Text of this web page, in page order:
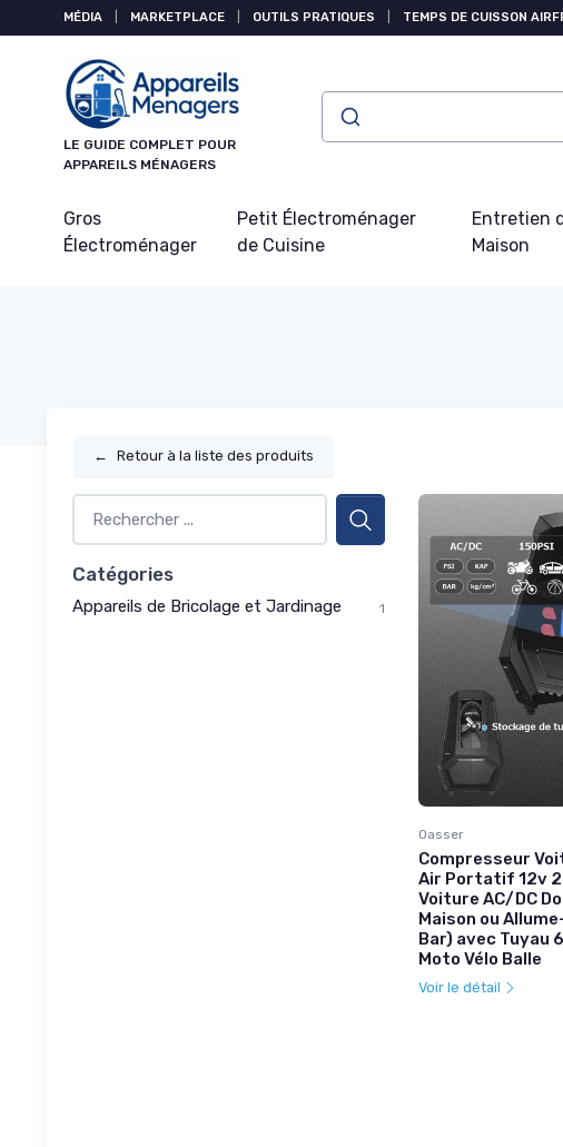
MÉDIA MARKETPLACE OUTILS PRATIQUES TEMPS DE CUISSON
LE GUIDE COMPLET POUR
APPAREILS MÉNAGERS
Gros
Électroménager
Petit Électroménager
de Cuisine
Entretien
Maison
← Retour à la liste des produits
Catégories
Appareils de Bricolage et Jardinage 1
Oasser
Compresseur
Air Portatif 12v
Voiture AC/DC
Maison ou
Bar) avec Tuyau
Moto Vélo Balle
Voir le détail
Panneau de gestion des cookies